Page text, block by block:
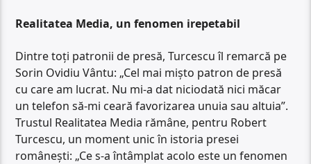
Realitatea Media, un fenomen irepetabil
Dintre toți patronii de presă, Turcescu îl remarcă pe
Sorin Ovidiu Vântu: „Cel mai mișto patron de presă
cu care am lucrat. Nu mi-a dat niciodată nici măcar
un telefon să-mi ceară favorizarea unuia sau altuia”.
Trustul Realitatea Media rămâne, pentru Robert
Turcescu, un moment unic în istoria presei
românești: „Ce s-a întâmplat acolo este un fenomen